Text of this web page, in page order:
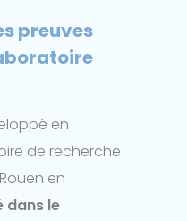
preuves
en
de recherche
Rouen en
dans le